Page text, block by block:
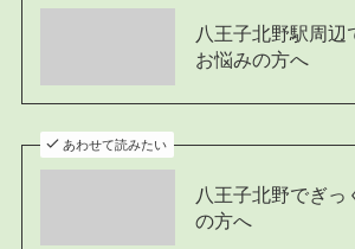
八王子北野駅周辺
お悩みの方へ
あわせて読みたい
八王子北野でぎっ
の方へ